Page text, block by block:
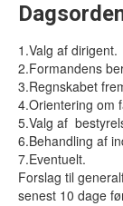
1.Valg af dirigent.
2.Formandens
3.Regnskabet
4.Orientering om
5.Valg af
6.Behandling af
7.Eventuelt.
Forslag til
senest 10 dage